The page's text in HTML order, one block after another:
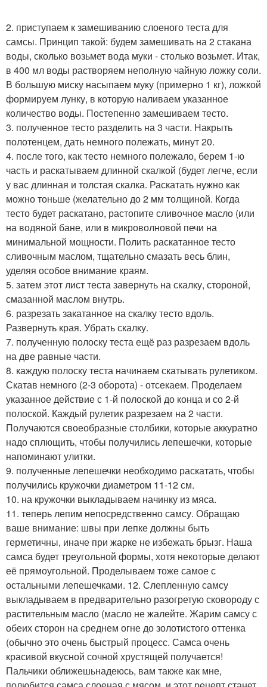
2. приступаем к замешиванию слоеного теста для
самсы. Принцип такой: будем замешивать на 2 стакана
воды, сколько возьмет вода муки - столько возьмет. Итак,
в 400 мл воды растворяем неполную чайную ложку соли.
В большую миску насыпаем муку (примерно 1 кг), ложкой
формируем лунку, в которую наливаем указанное
количество воды. Постепенно замешиваем тесто.
3. полученное тесто разделить на 3 части. Накрыть
полотенцем, дать немного полежать, минут 20.
4. после того, как тесто немного полежало, берем 1-ю
часть и раскатываем длинной скалкой (будет легче, если
у вас длинная и толстая скалка. Раскатать нужно как
можно тоньше (желательно до 2 мм толщиной. Когда
тесто будет раскатано, растопите сливочное масло (или
на водяной бане, или в микроволновой печи на
минимальной мощности. Полить раскатанное тесто
сливочным маслом, тщательно смазать весь блин,
уделяя особое внимание краям.
5. затем этот лист теста завернуть на скалку, стороной,
смазанной маслом внутрь.
6. разрезать закатанное на скалку тесто вдоль.
Развернуть края. Убрать скалку.
7. полученную полоску теста ещё раз разрезаем вдоль
на две равные части.
8. каждую полоску теста начинаем скатывать рулетиком.
Скатав немного (2-3 оборота) - отсекаем. Проделаем
указанное действие с 1-й полоской до конца и со 2-й
полоской. Каждый рулетик разрезаем на 2 части.
Получаются своеобразные столбики, которые аккуратно
надо сплющить, чтобы получились лепешечки, которые
напоминают улитки.
9. полученные лепешечки необходимо раскатать, чтобы
получились кружочки диаметром 11-12 см.
10. на кружочки выкладываем начинку из мяса.
11. теперь лепим непосредственно самсу. Обращаю
ваше внимание: швы при лепке должны быть
герметичны, иначе при жарке не избежать брызг. Наша
самса будет треугольной формы, хотя некоторые делают
её прямоугольной. Проделываем тоже самое с
остальными лепешечками. 12. Слепленную самсу
выкладываем в предварительно разогретую сковороду с
растительным масло (масло не жалейте. Жарим самсу с
обеих сторон на среднем огне до золотистого оттенка
(обычно это очень быстрый процесс. Самса очень
красивой вкусной сочной хрустящей получается!
Пальчики оближешьнадеюсь, вам также как мне,